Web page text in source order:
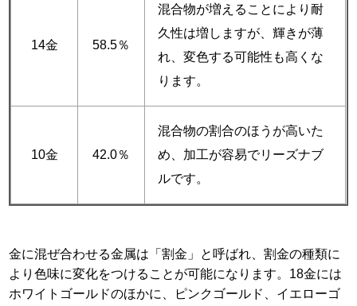
14金 58.5％
混合物が増えることにより耐
久性は増しますが、輝きが薄
れ、変色する可能性も高くな
ります。
10金 42.0％
混合物の割合のほうが高いた
め、加工が容易でリーズナブ
ルです。
金に混ぜ合わせる金属は「割金」と呼ばれ、割金の種類に
より色味に変化をつけることが可能になります。18金には
ホワイトゴールドのほかに、ピンクゴールド、イエローゴ